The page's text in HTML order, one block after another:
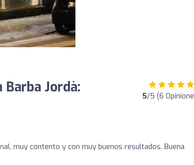
Jordà:
5/5 (6
muy contento y con muy buenos resultados. Buena